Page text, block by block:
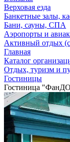
Верховая езда
Банкетные залы,
Бани, сауны, СПА
Аэропорты и
Активный отдых
Главная
Каталог
Отдых, туризм и
Гостиницы
Гостиница